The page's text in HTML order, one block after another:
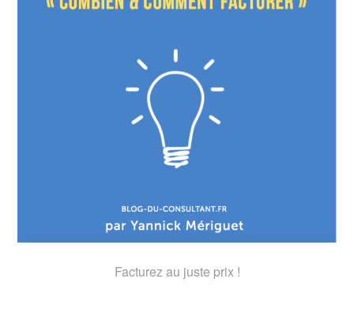
Facturez au juste prix !